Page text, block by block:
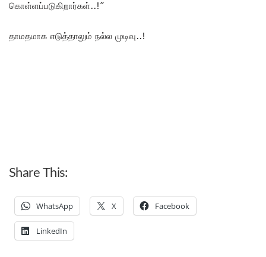
கொள்ளப்படுகிறார்கள்..!”
தாமதமாக எடுத்தாலும் நல்ல முடிவு..!
Share This:
WhatsApp X Facebook
LinkedIn